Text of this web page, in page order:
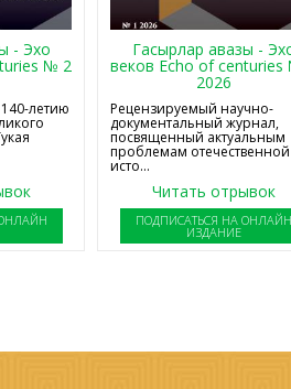
- Эхо
№ 2
летию
Гасырлар авазы -
веков Echo of
2026
Рецензируемый научно-
документальный журнал,
посвященный актуальным
проблемам отечественной
исто...
Читать отрывок
ПОДПИСАТЬСЯ НА
ИЗДАНИЕ